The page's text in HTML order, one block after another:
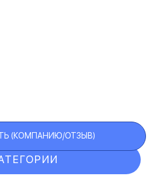
(КОМПАНИЮ/ОТЗЫВ)